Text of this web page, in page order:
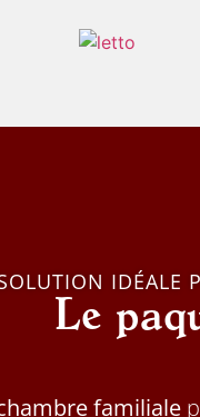
IDÉALE
Le
familiale